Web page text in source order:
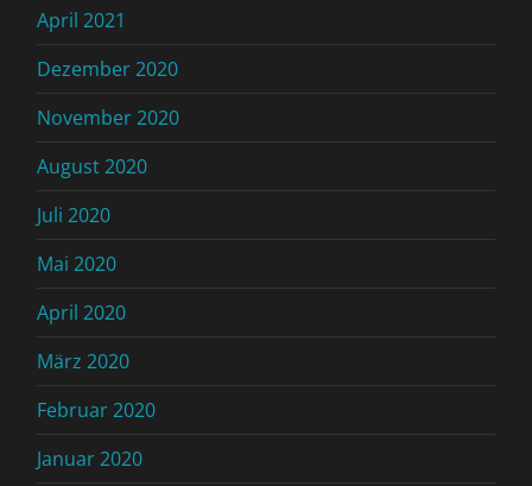
April 2021
Dezember 2020
November 2020
August 2020
Juli 2020
Mai 2020
April 2020
März 2020
Februar 2020
Januar 2020